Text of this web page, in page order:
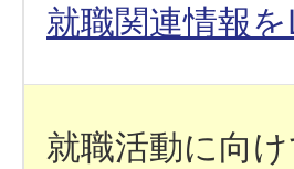
就職関連情報
就職活動に向